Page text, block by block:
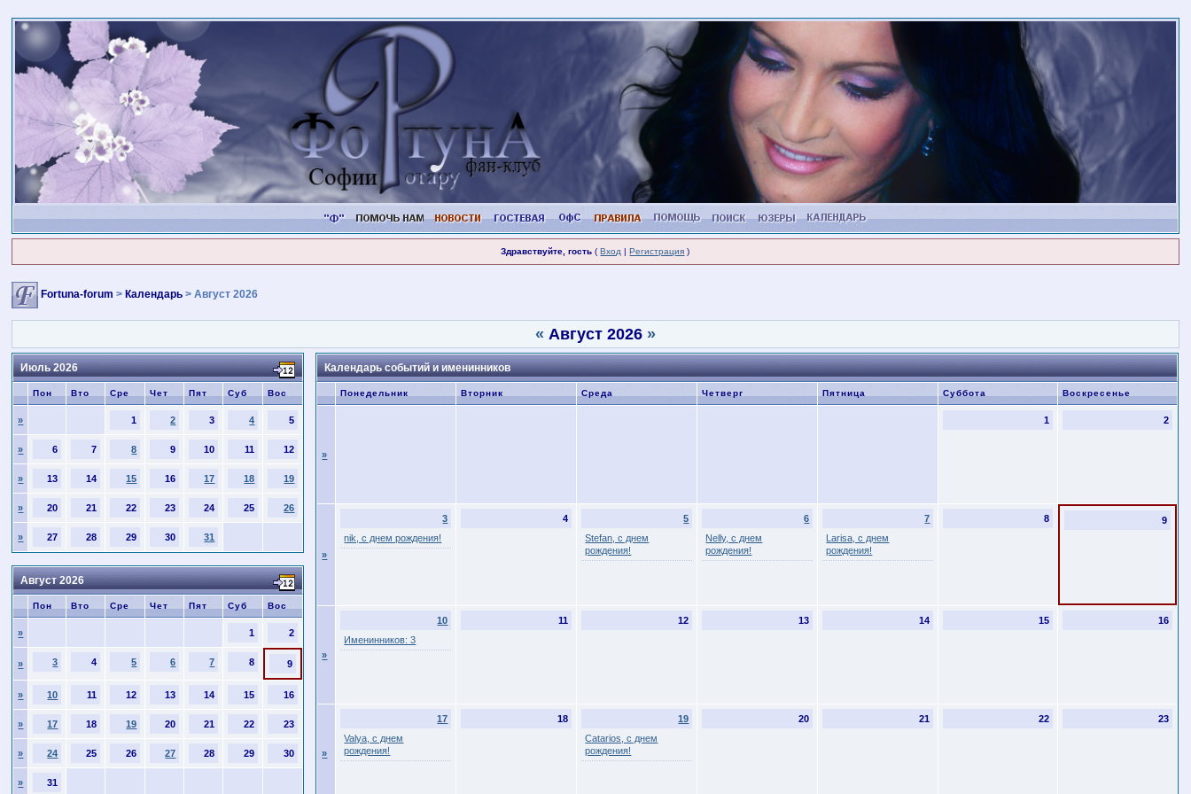
Здравствуйте, гость (Вход |Регистрация )
Fortuna-forum >Календарь > Август 2026
« Август 2026 »
Июль 2026
Пон Вто Сре Чет Пят Суб Вос
» 1 2 3 4 5
» 6 7 8 9 10 11 12
» 13 14 15 16 17 18 19
» 20 21 22 23 24 25 26
» 27 28 29 30 31
Август 2026
Пон Вто Сре Чет Пят Суб Вос
» 1 2
» 3 4 5 6 7 8 9
» 10 11 12 13 14 15 16
» 17 18 19 20 21 22 23
» 24 25 26 27 28 29 30
» 31
Календарь событий и именинников
Понедельник Вторник Среда Четверг Пятница Суббота Воскресенье
»
1 2
»
3
nik, с днем рождения!
4
5
Stefan, с днем
рождения!
6
Nelly, с днем
рождения!
7
Larisa, с днем
рождения!
8 9
»
10
Именинников: 3
11 12 13 14 15 16
»
17
Valya, с днем
рождения!
18
19
Catarios, с днем
рождения!
20 21 22 23